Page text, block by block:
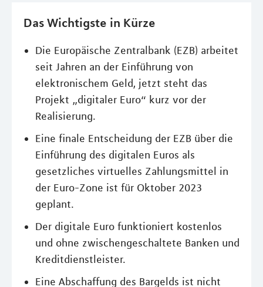
Das Wichtigste in Kürze
Die Europäische Zentralbank (EZB) arbeitet
seit Jahren an der Einführung von
elektronischem Geld, jetzt steht das
Projekt „digitaler Euro“ kurz vor der
Realisierung.
Eine finale Entscheidung der EZB über die
Einführung des digitalen Euros als
gesetzliches virtuelles Zahlungsmittel in
der Euro-Zone ist für Oktober 2023
geplant.
Der digitale Euro funktioniert kostenlos
und ohne zwischengeschaltete Banken und
Kreditdienstleister.
Eine Abschaffung des Bargelds ist nicht